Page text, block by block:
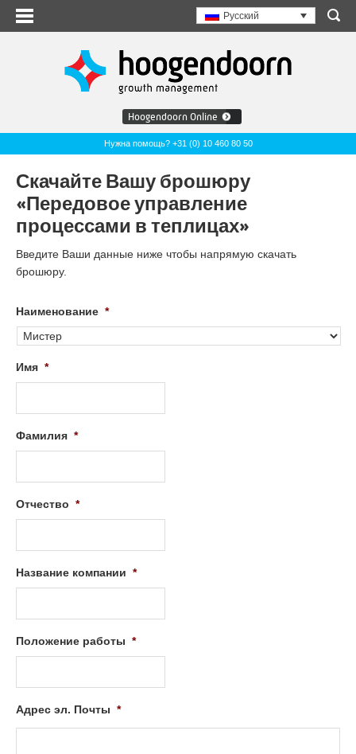
Русский
Hoogendoorn Online
Нужна помощь? +31 (0) 10 460 80 50
Скачайте Вашу брошюру
«Передовое управление
процессами в теплицах»
Введите Ваши данные ниже чтобы напрямую скачать
брошюру.
Наименование *
Имя *
Фамилия *
Отчество *
Название компании *
Положение работы *
Адрес эл. Почты *